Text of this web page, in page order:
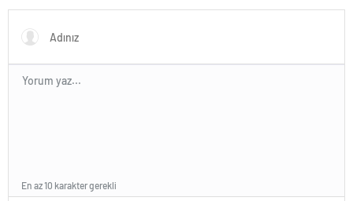
En az 10 karakter gerekli